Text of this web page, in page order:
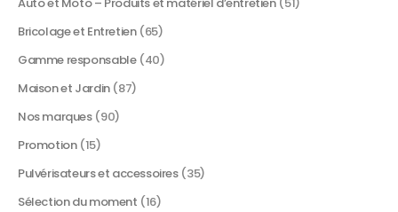
Bricolage et Entretien (65)
Gamme responsable (40)
Maison et Jardin (87)
Nos marques (90)
Promotion (15)
Pulvérisateurs et accessoires (35)
Sélection du moment (16)